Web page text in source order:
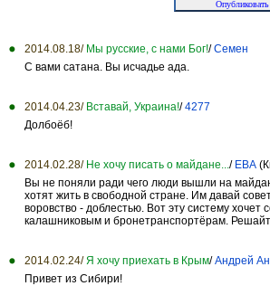
2014.08.18/ Мы русские, с нами Бог!/Семен
С вами сатана. Вы исчадье ада.
2014.04.23/ Вставай, Украина!/4277
Долбоёб!
2014.02.28/ Не хочу писать о майдане.../ ЕВА
Вы не поняли ради чего люди вышли на
хотят жить в свободной стране. Им давай
воровство - доблестью. Вот эту систему
калашниковым и бронетранспортёрам.
2014.02.24/ Я хочу приехать в Крым/Андрей
Привет из Сибири!